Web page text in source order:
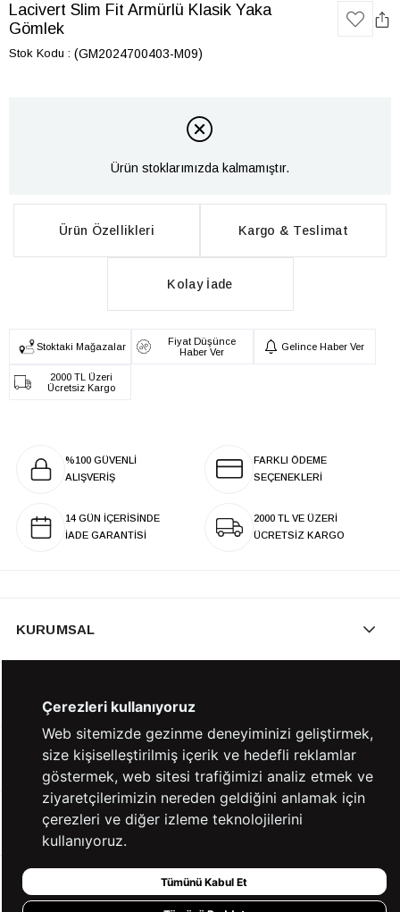
Lacivert Slim Fit Armürlü Klasik Yaka
Gömlek
Stok Kodu (GM2024700403-M09)
Ürün stoklarımızda kalmamıştır.
Ürün Özellikleri Kargo & Teslimat
Kolay İade
Stoktaki Mağazalar
Fiyat Düşünce
Haber Ver
Gelince Haber Ver
2000 TL Üzeri
Ücretsiz Kargo
%100 GÜVENLİ
ALIŞVERİŞ
FARKLI ÖDEME
SEÇENEKLERİ
14 GÜN İÇERİSİNDE
İADE GARANTİSİ
2000 TL VE ÜZERİ
ÜCRETSİZ KARGO
KURUMSAL
YARDIM
BİZE ULAŞIN
HIZLI ERİŞİM
Çerezleri kullanıyoruz
Web sitemizde gezinme deneyiminizi geliştirmek,
size kişiselleştirilmiş içerik ve hedefli reklamlar
göstermek, web sitesi trafiğimizi analiz etmek ve
ziyaretçilerimizin nereden geldiğini anlamak için
çerezleri ve diğer izleme teknolojilerini
kullanıyoruz.
Tümünü Kabul Et